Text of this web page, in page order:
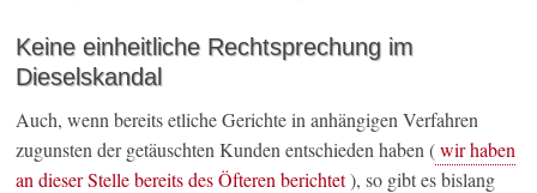
Keine einheitliche Rechtsprechung im
Dieselskandal
Auch, wenn bereits etliche Gerichte in anhängigen Verfahren
zugunsten der getäuschten Kunden entschieden haben ( wir haben
an dieser Stelle bereits des Öfteren berichtet), so gibt es bislang